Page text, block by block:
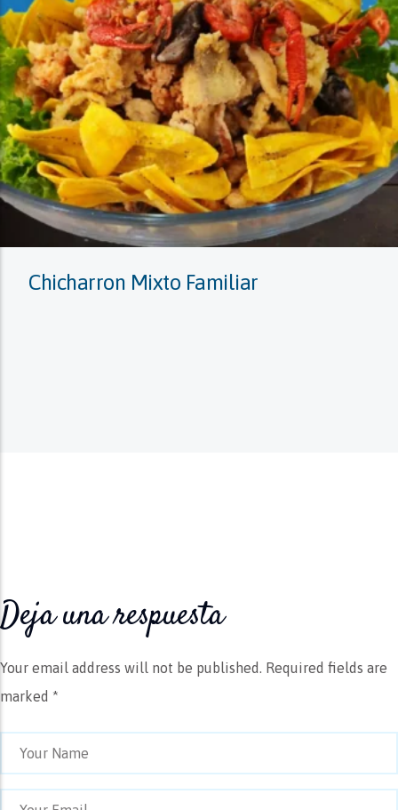
Chicharron Mixto Familiar
Deja una respuesta
Your email address will not be published. Required fields are
marked *